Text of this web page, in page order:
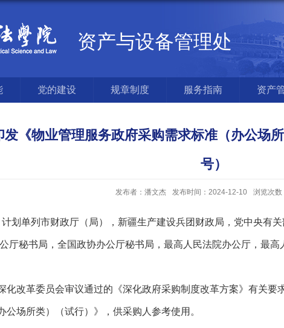
资产与设备管理处
党的建设 规章制度 服务指南 资产
《物业管理服务政府采购需求标准（办公场
号）
发布者：潘文杰 发布时间：2024-12-10 浏览次数
划单列市财政厅（局），新疆生产建设兵团财政局，党中央有
厅秘书局，全国政协办公厅秘书局，最高人民法院办公厅，最
改革委员会审议通过的《深化政府采购制度改革方案》有关要
公场所类）（试行）》，供采购人参考使用。